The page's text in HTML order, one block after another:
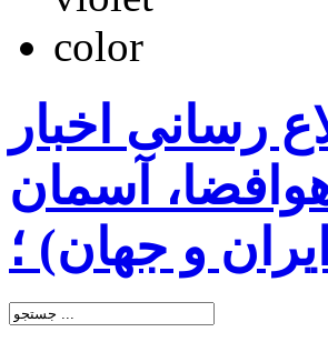
رسانی اخبار
آسمان
و جهان) ؛